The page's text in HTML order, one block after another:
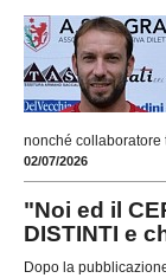
nonché collaboratore
02/07/2026
"Noi ed il
DISTINTI e
Dopo la